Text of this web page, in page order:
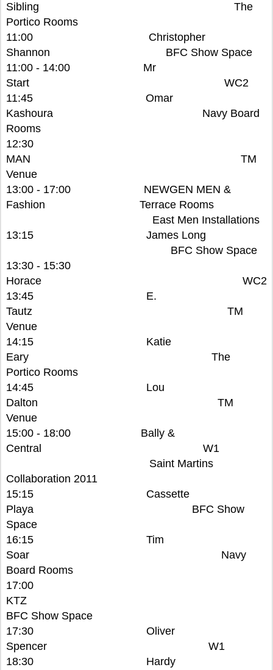
Sibling The
Portico Rooms
11:00 Christopher
Shannon BFC Show Space
11:00 - 14:00 Mr
Start WC2
11:45 Omar
Kashoura Navy Board
Rooms
12:30
MAN TM
Venue
13:00 - 17:00 NEWGEN MEN &
Fashion Terrace Rooms
East Men Installations
13:15 James Long
BFC Show Space
13:30 - 15:30
Horace WC2
13:45 E.
Tautz TM
Venue
14:15 Katie
Eary The
Portico Rooms
14:45 Lou
Dalton TM
Venue
15:00 - 18:00 Bally &
Central W1
Saint Martins
Collaboration 2011
15:15 Cassette
Playa BFC Show
Space
16:15 Tim
Soar Navy
Board Rooms
17:00
KTZ
BFC Show Space
17:30 Oliver
Spencer W1
18:30 Hardy